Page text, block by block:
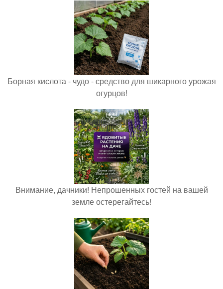
Борная кислота - чудо - средство для шикарного урожая
огурцов!
Внимание, дачники! Непрошенных гостей на вашей
земле остерегайтесь!